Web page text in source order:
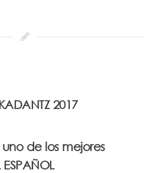
2017
de los mejores